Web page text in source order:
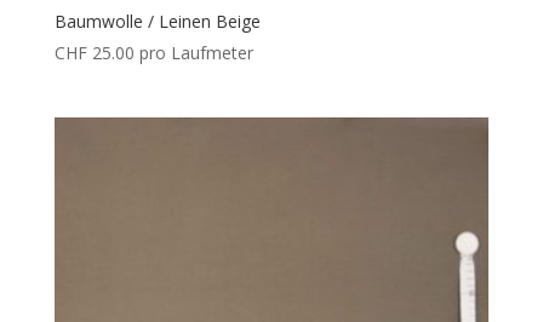
Baumwolle / Leinen Beige
CHF25.00 pro Laufmeter